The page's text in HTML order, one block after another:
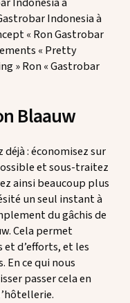
Indonesia à
« Ron Gastrobar
« Pretty
» Ron « Gastrobar
Blaauw
déjà : économisez sur
et sous-traitez
ainsi beaucoup plus
un seul instant à
du gâchis de
Cela permet
d’efforts, et les
ce qui nous
passer cela en